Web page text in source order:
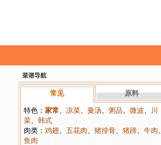
菜谱导航
常见 原料
特色： 家常 凉菜 羹汤 粥品 微波
川
菜
韩式
肉类： 鸡翅 五花肉 猪排骨 猪蹄 牛肉
鱼肉